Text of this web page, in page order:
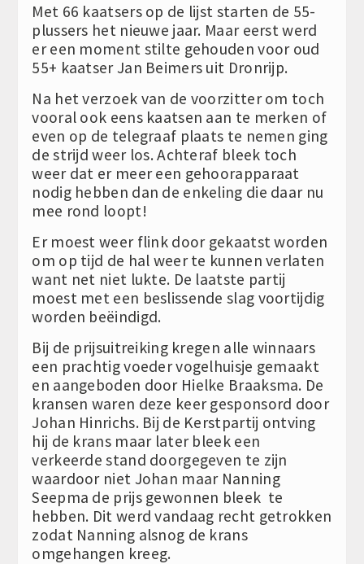
Met 66 kaatsers op de lijst starten de 55-
plussers het nieuwe jaar. Maar eerst werd
er een moment stilte gehouden voor oud
55+ kaatser Jan Beimers uit Dronrijp.
Na het verzoek van de voorzitter om toch
vooral ook eens kaatsen aan te merken of
even op de telegraaf plaats te nemen ging
de strijd weer los. Achteraf bleek toch
weer dat er meer een gehoorapparaat
nodig hebben dan de enkeling die daar nu
mee rond loopt!
Er moest weer flink door gekaatst worden
om op tijd de hal weer te kunnen verlaten
want net niet lukte. De laatste partij
moest met een beslissende slag voortijdig
worden beëindigd.
Bij de prijsuitreiking kregen alle winnaars
een prachtig voeder vogelhuisje gemaakt
en aangeboden door Hielke Braaksma. De
kransen waren deze keer gesponsord door
Johan Hinrichs. Bij de Kerstpartij ontving
hij de krans maar later bleek een
verkeerde stand doorgegeven te zijn
waardoor niet Johan maar Nanning
Seepma de prijs gewonnen bleek te
hebben. Dit werd vandaag recht getrokken
zodat Nanning alsnog de krans
omgehangen kreeg.